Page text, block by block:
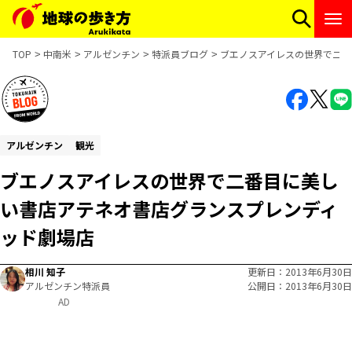
TOP 中南米 アルゼンチン 特派員ブログ ブエノスアイレスの世界で二
アルゼンチン 観光
ブエノスアイレスの世界で二番目に美し
い書店アテネオ書店グランスプレンディ
ッド劇場店
相川 知子
アルゼンチン特派員
更新日
2013年6月30日
公開日
2013年6月30日
AD